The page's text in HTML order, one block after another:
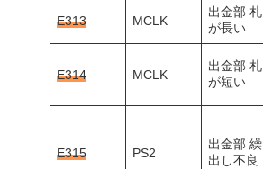
E313 MCLK
出金部 札
が長い
E314 MCLK
出金部 札
が短い
E315 PS2
出金部 繰
出し不良